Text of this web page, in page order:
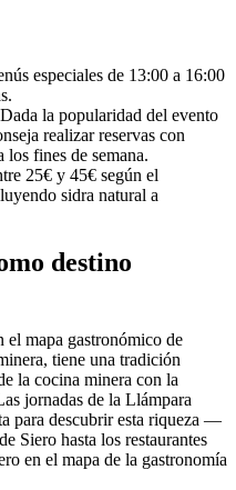
especiales de 13:00 a 16:00
la popularidad del evento
realizar reservas con
los fines de semana.
25€ y 45€ según el
sidra natural a
destino
el mapa gastronómico de
tiene una tradición
la cocina minera con la
jornadas de la Llámpara
para descubrir esta riqueza —
Siero hasta los restaurantes
en el mapa de la gastronomía